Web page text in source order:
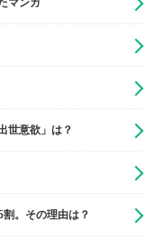
マンガ
世意欲」は？
。その理由は？